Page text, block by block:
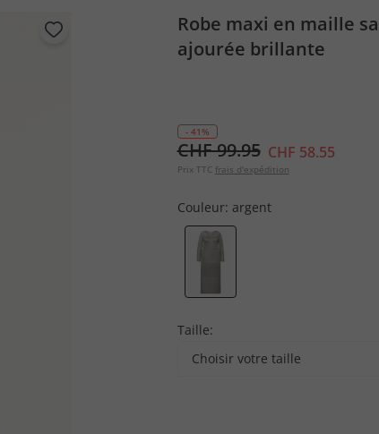
Robe maxi en maille
ajourée brillante
- 41%
CHF 99.95 CHF 58.55
Prix TTC frais d'expédition
Couleur: argent
Taille:
Choisir votre taille